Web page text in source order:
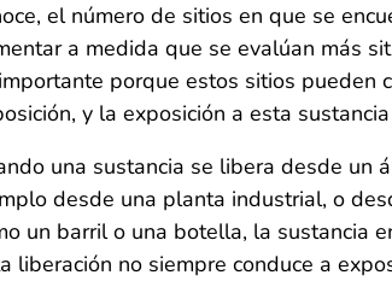
el número de sitios en que se
a medida que se evalúan más
porque estos sitios pueden
y la exposición a esta
una sustancia se libera desde un
desde una planta industrial, o
un barril o una botella, la sustancia
liberación no siempre conduce a